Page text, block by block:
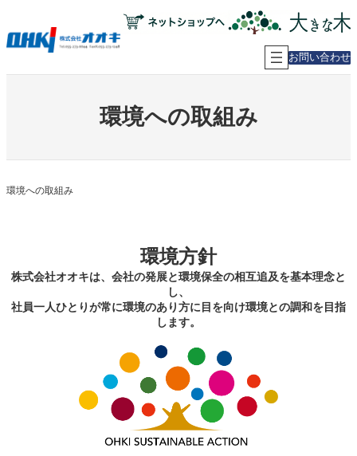
を
キ
お問い合わせ
環境への取組み
環境への取組み
環境方針
株式会社オオキは、会社の発展と環境保全の相互追及を基本理念と
し、
社員一人ひとりが常に環境のあり方に目を向け環境との調和を目指
します。